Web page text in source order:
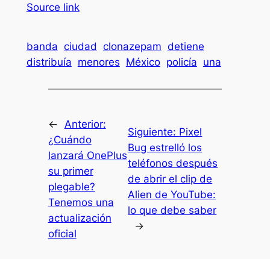
Source link
banda ciudad clonazepam detiene
distribuía menores México policía una
← Anterior:
¿Cuándo
lanzará OnePlus
su primer
plegable?
Tenemos una
actualización
oficial
Siguiente: Pixel
Bug estrelló los
teléfonos después
de abrir el clip de
Alien de YouTube:
lo que debe saber
→